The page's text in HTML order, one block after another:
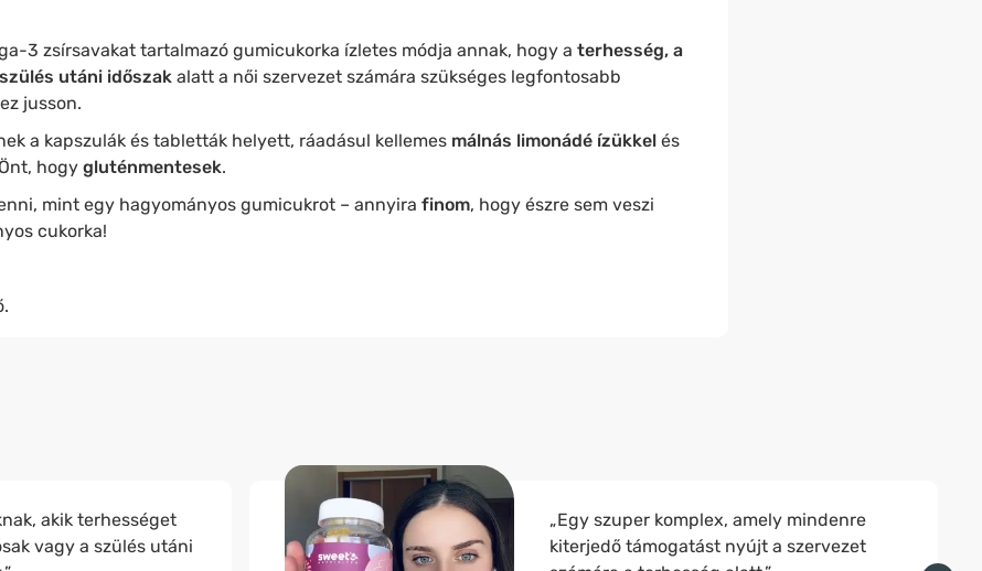
3 zsírsavakat tartalmazó gumicukorka ízletes módja annak, hogy a terhesség, a
utáni időszakalatt a női szervezet számára szükséges legfontosabb
jusson.
a kapszulák és tabletták helyett, ráadásul kellemesmálnás limonádé ízükkelés
hogy gluténmentesek.
mint egy hagyományos gumicukrot – annyira finom, hogy észre sem veszi
cukorka!
akik terhességet
vagy a szülés utáni
„Egy szuper komplex, amely mindenre
kiterjedő támogatást nyújt a szervezet